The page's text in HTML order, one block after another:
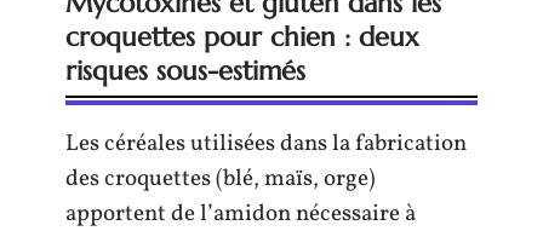
croquettes pour chien : deux
risques sous-estimés
Les céréales utilisées dans la fabrication
des croquettes (blé, maïs, orge)
apportent de l’amidon nécessaire à